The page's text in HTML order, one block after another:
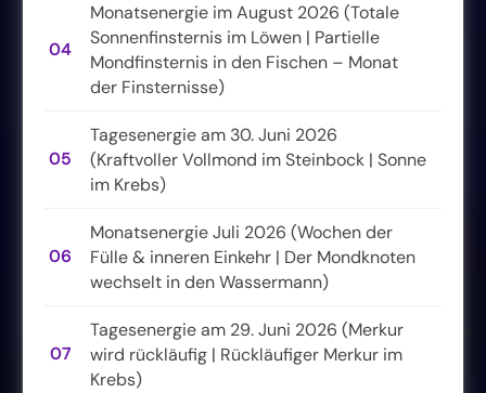
04
Monatsenergie im August 2026 (Totale
Sonnenfinsternis im Löwen | Partielle
Mondfinsternis in den Fischen – Monat
der Finsternisse)
05
Tagesenergie am 30. Juni 2026
(Kraftvoller Vollmond im Steinbock | Sonne
im Krebs)
06
Monatsenergie Juli 2026 (Wochen der
Fülle & inneren Einkehr | Der Mondknoten
wechselt in den Wassermann)
07
Tagesenergie am 29. Juni 2026 (Merkur
wird rückläufig | Rückläufiger Merkur im
Krebs)